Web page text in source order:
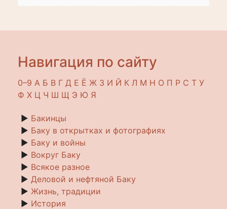
Навигация по сайту
0–9 A Б В Г Д Е Ё Ж З И Й К Л М Н О П Р С Т У
Ф Х Ц Ч Ш Щ Э Ю Я
► Бакинцы
► Баку в открытках и фотографиях
► Баку и войны
► Вокруг Баку
► Всякое разное
► Деловой и нефтяной Баку
► Жизнь, традиции
► История